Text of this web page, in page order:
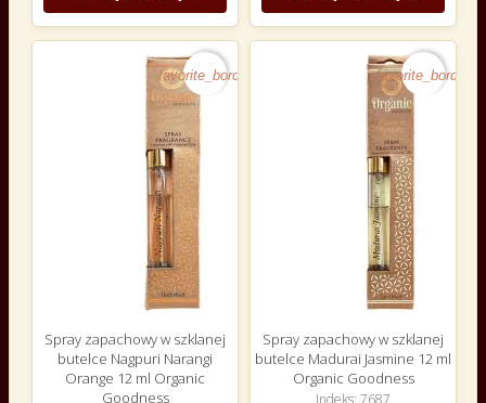
favorite_border
Spray zapachowy w szklanej
butelce Nagpuri Narangi
Orange 12 ml Organic
Goodness
favorite_border
Spray zapachowy w szklanej
butelce Madurai Jasmine 12 ml
Organic Goodness